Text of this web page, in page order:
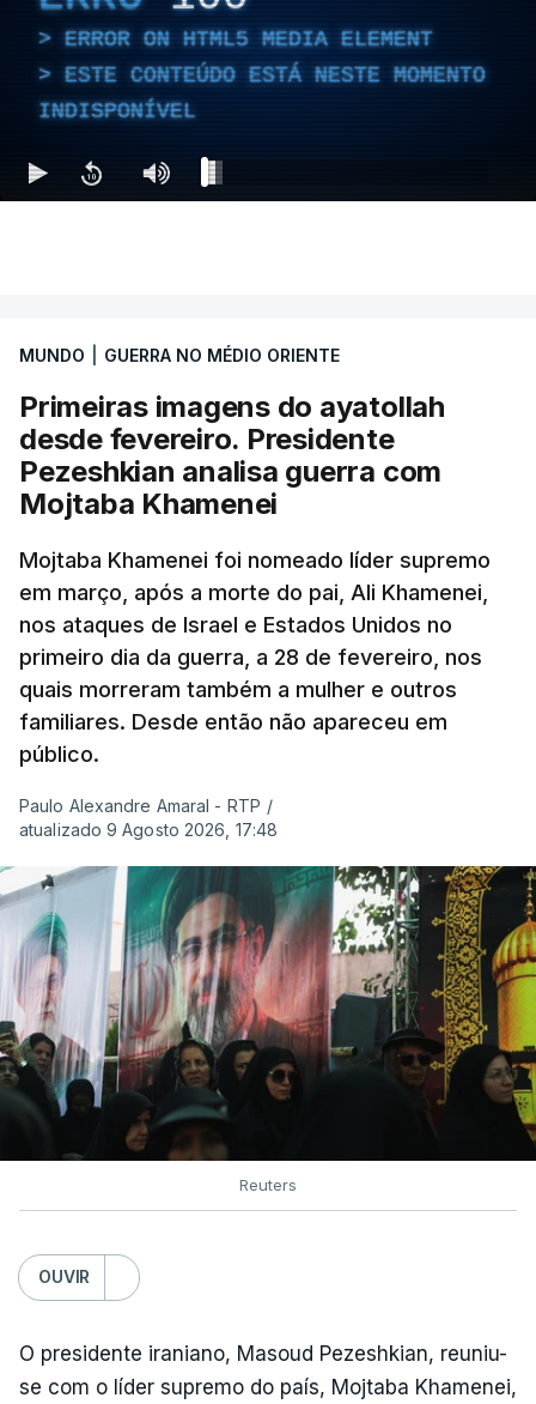
ERROR ON HTML5 MEDIA ELEMENT
ESTE CONTEÚDO ESTÁ NESTE MOMENTO
INDISPONÍVEL
MUNDO GUERRA NO MÉDIO ORIENTE
Primeiras imagens do ayatollah
desde fevereiro. Presidente
Pezeshkian analisa guerra com
Mojtaba Khamenei
Mojtaba Khamenei foi nomeado líder supremo
em março, após a morte do pai, Ali Khamenei,
nos ataques de Israel e Estados Unidos no
primeiro dia da guerra, a 28 de fevereiro, nos
quais morreram também a mulher e outros
familiares. Desde então não apareceu em
público.
Paulo Alexandre Amaral - RTP /
atualizado 9 Agosto 2026, 17:48
Reuters
OUVIR
O presidente iraniano, Masoud Pezeshkian, reuniu-
se com o líder supremo do país, Mojtaba Khamenei,